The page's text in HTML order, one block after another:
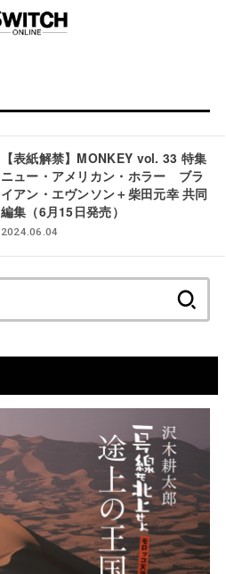
【表紙解禁】MONKEY vol. 33 特集
ニュー・アメリカン・ホラー ブラ
イアン・エヴンソン＋柴田元幸 共同
編集（6月15日発売）
2024.06.04